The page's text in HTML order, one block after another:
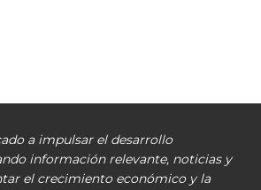
a impulsar el desarrollo
información relevante, noticias y
el crecimiento económico y la